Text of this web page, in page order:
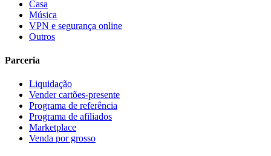
Casa
Música
VPN e segurança online
Outros
Parceria
Liquidação
Vender cartões-presente
Programa de referência
Programa de afiliados
Marketplace
Venda por grosso